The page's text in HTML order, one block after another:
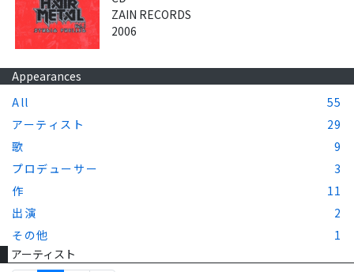
ZAIN RECORDS
2006
Appearances
All
55
アーティスト
29
歌
9
プロデューサー
3
作
11
出演
2
その他
1
アーティスト